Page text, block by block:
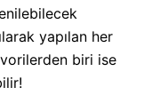
yapılan her
biri ise